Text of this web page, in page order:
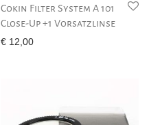
Cokin Filter System A 101
Close-Up +1 Vorsatzlinse
€ 12,00